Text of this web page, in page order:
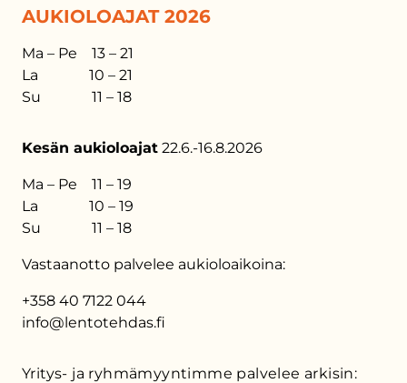
AUKIOLOAJAT 2026
Ma – Pe 13 – 21
La 10 – 21
Su 11 – 18
Kesän aukioloajat 22.6.-16.8.2026
Ma – Pe 11 – 19
La 10 – 19
Su 11 – 18
Vastaanotto palvelee aukioloaikoina:
+358 40 7122 044
info@lentotehdas.fi
Yritys- ja ryhmämyyntimme palvelee arkisin: